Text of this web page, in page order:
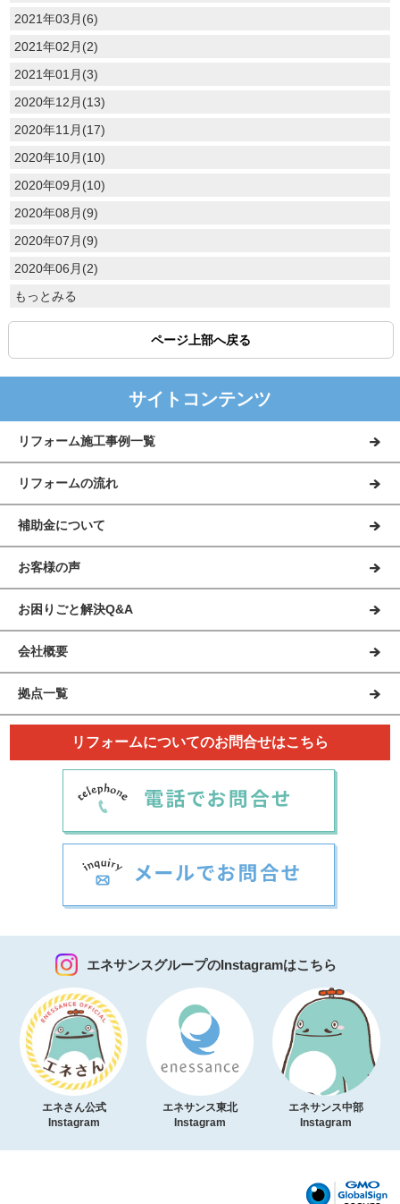
2021年03月(6)
2021年02月(2)
2021年01月(3)
2020年12月(13)
2020年11月(17)
2020年10月(10)
2020年09月(10)
2020年08月(9)
2020年07月(9)
2020年06月(2)
もっとみる
ページ上部へ戻る
サイトコンテンツ
リフォーム施工事例一覧
リフォームの流れ
補助金について
お客様の声
お困りごと解決Q&A
会社概要
拠点一覧
リフォームについてのお問合せはこちら
エネサンスグループのInstagramはこちら
エネさん公式
Instagram
エネサンス東北
Instagram
エネサンス中部
Instagram